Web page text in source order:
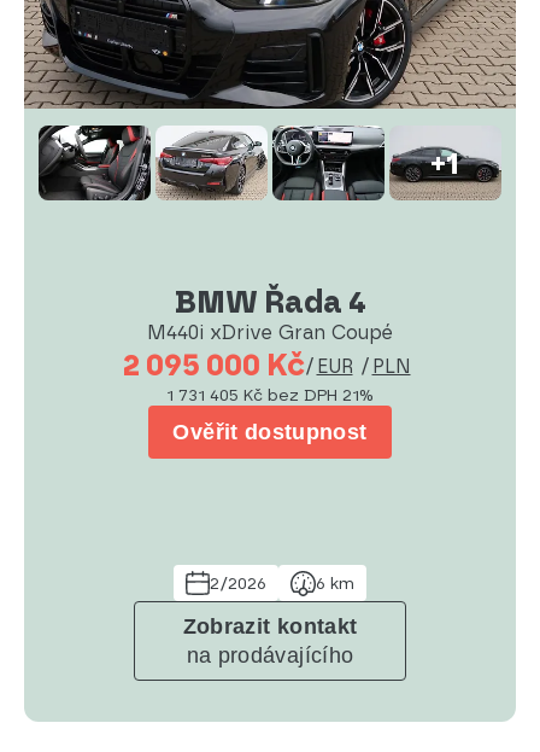
+1
BMW Řada 4
M440i xDrive Gran Coupé
2 095 000 Kč/ EUR / PLN
1 731 405 Kč bez DPH 21%
Ověřit dostupnost
2/2026 6 km
Zobrazit kontakt
na prodávajícího